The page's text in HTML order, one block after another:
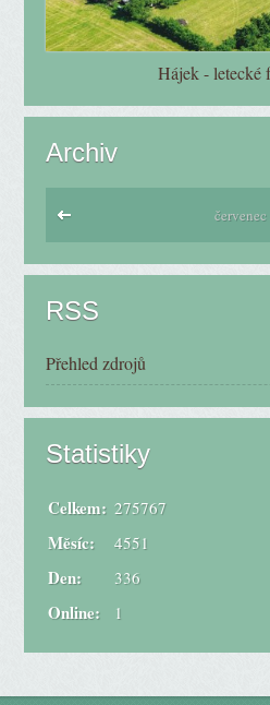
Hájek - letecké
Archiv
RSS
Přehled zdrojů
Statistiky
Online: 1
Celkem: 275767
Měsíc: 4551
Den: 336